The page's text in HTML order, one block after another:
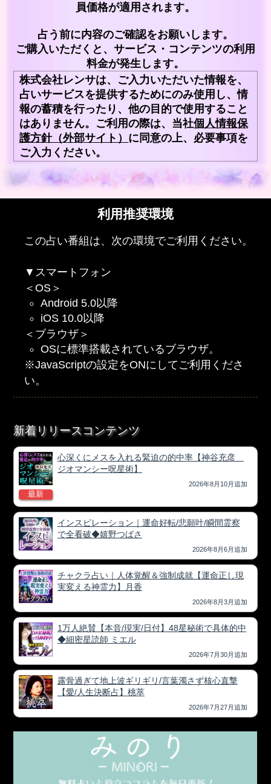
員価格が適用されます。
占う前に内容のご確認をお願いします。
ご購入いただくと、サービス・コンテンツの利用
料金が発生します。
株式会社レンサは、ご入力いただいた情報を、
占いサービスを提供するためにのみ使用し、情
報の蓄積を行ったり、他の目的で使用すること
はありません。ご利用の際は、当社個人情報保
護方針（外部サイト） に同意の上、必要事項を
ご入力ください。
利用推奨環境
この占い番組は、次の環境でご利用ください。
▼スマートフォン
＜OS＞
Android 5.0以降
iOS 10.0以降
＜ブラウザ＞
OSに標準搭載されているブラウザ。
※JavaScriptの設定をONにしてご利用くださ
い。
新着リリースコンテンツ
最新
心深くにメスを入れる緊迫の的中率【神谷充彦
ジオマンシー呪星術】
2026年8月10月追加
インスピレーション｜運命好転/悲願叶/瞬間霊察
で全看破◆嬉野つばさ
2026年8月6月追加
チャクラ占い｜人体覚醒＆強制成就【運命正し現
実変える神霊力】月香
2026年8月3月追加
1万人絶賛【本音/現実/日付】48星秘術で具体的中
◆細密星読師 ミエル
2026年7月30月追加
露骨過ぎて地上波ギリギリ/言葉濁さず核心直撃
【愛/人生決断占】桃萃
2026年7月27月追加